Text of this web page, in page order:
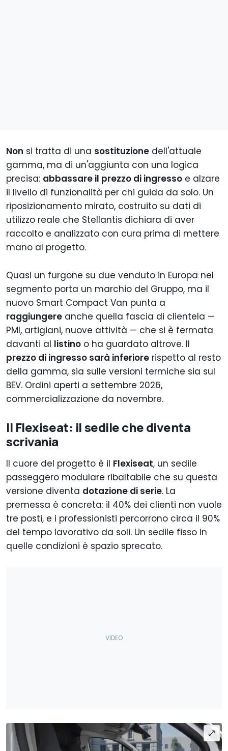
Non si tratta di una sostituzione dell'attuale
gamma, ma di un'aggiunta con una logica
precisa: abbassare il prezzo di ingresso e alzare
il livello di funzionalità per chi guida da solo. Un
riposizionamento mirato, costruito su dati di
utilizzo reale che Stellantis dichiara di aver
raccolto e analizzato con cura prima di mettere
mano al progetto.
Quasi un furgone su due venduto in Europa nel
segmento porta un marchio del Gruppo, ma il
nuovo Smart Compact Van punta a
raggiungere anche quella fascia di clientela —
PMI, artigiani, nuove attività — che si è fermata
davanti al listino o ha guardato altrove. Il
prezzo di ingresso sarà inferiore rispetto al resto
della gamma, sia sulle versioni termiche sia sul
BEV. Ordini aperti a settembre 2026,
commercializzazione da novembre.
Il Flexiseat: il sedile che diventa
scrivania
Il cuore del progetto è il Flexiseat, un sedile
passeggero modulare ribaltabile che su questa
versione diventa dotazione di serie. La
premessa è concreta: il 40% dei clienti non vuole
tre posti, e i professionisti percorrono circa il 90%
del tempo lavorativo da soli. Un sedile fisso in
quelle condizioni è spazio sprecato.